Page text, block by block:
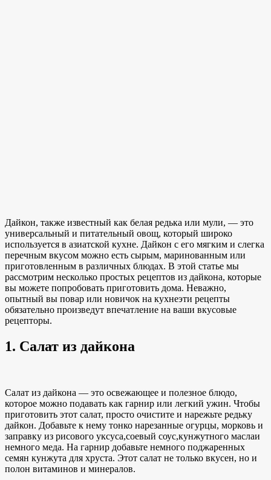
Дайкон, также известный как белая редька или мули, — это
универсальный и питательный овощ, который широко
используется в азиатской кухне. Дайкон с его мягким и слегка
перечным вкусом можно есть сырым, маринованным или
приготовленным в различных блюдах. В этой статье мы
рассмотрим несколько простых рецептов из дайкона, которые
вы можете попробовать приготовить дома. Неважно,
опытный вы повар или новичок на кухнеэти рецепты
обязательно произведут впечатление на ваши вкусовые
рецепторы.
1. Салат из дайкона
Салат из дайкона — это освежающее и полезное блюдо,
которое можно подавать как гарнир или легкий ужин. Чтобы
приготовить этот салат, просто очистите и нарежьте редьку
дайкон. Добавьте к нему тонко нарезанные огурцы, морковь и
заправку из рисового уксуса,соевый соус,кунжутного маслаи
немного меда. На гарнир добавьте немного поджаренных
семян кунжута для хруста. Этот салат не только вкусен, но и
полон витаминов и минералов.